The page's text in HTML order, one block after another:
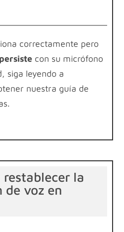
correctamente pero
con su micrófono
siga leyendo a
nuestra guía de
la
de voz en